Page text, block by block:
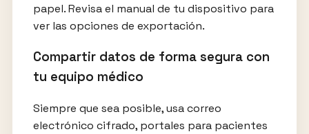
papel. Revisa el manual de tu dispositivo para
ver las opciones de exportación.
Compartir datos de forma segura con
tu equipo médico
Siempre que sea posible, usa correo
electrónico cifrado, portales para pacientes